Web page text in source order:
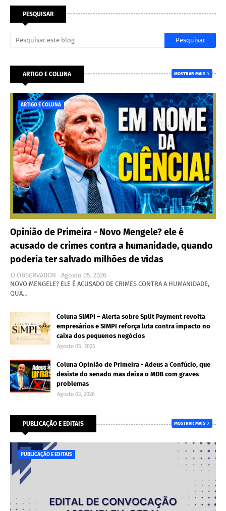
PESQUISAR
ARTIGO E COLUNA MOSTRAR MAIS
ARTIGO E COLUNA
Opinião de Primeira - Novo Mengele? ele é
acusado de crimes contra a humanidade, quando
poderia ter salvado milhões de vidas
O OBSERVADOR
Agosto 05, 2026
NOVO MENGELE? ELE É ACUSADO DE CRIMES CONTRA A HUMANIDADE,
QUA…
Coluna SIMPI – Alerta sobre Split Payment revolta
empresários e SIMPI reforça luta contra impacto no
caixa dos pequenos negócios
Agosto 05, 2026
Coluna Opinião de Primeira - Adeus a Confúcio, que
desiste do senado mas deixa o MDB com graves
problemas
Agosto 03, 2026
PUBLICAÇÃO E EDITAIS MOSTRAR MAIS
PUBLICAÇÃO E EDITAIS